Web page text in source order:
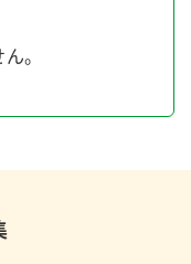
鍋用調味料
。